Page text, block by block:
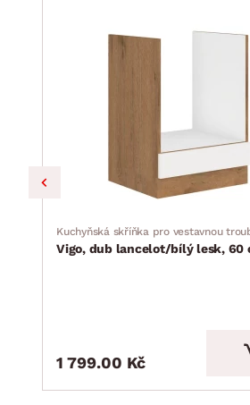
Kuchyňská skříňka pro vestavnou
Vigo, dub lancelot/bílý lesk, 60
1 799.00 Kč